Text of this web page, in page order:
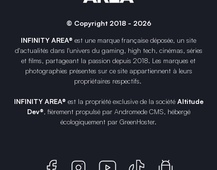
© Copyright 2018 - 2026
INFINITY AREA® est une marque française déposée, un site
d'actualités dans l'univers du gaming, high tech, cinémas, séries
et films, partageant la passion depuis 2018. Les marques et
photographies présentes sur ce site appartiennent à leurs
propriétaires respectifs.
INFINITY AREA® est la propriété exclusive de la société Altitude
Dev®, fièrement propulsé par Andromede CMS, hébergé
écologiquement par GreenHoster.